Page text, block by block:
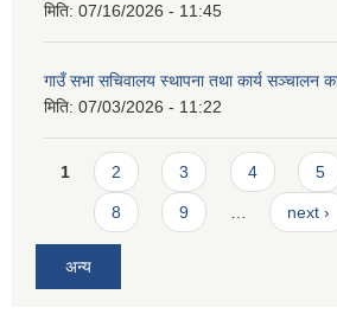
मिति: 07/16/2026 - 11:45
गाउँ सभा सचिवालय स्थापना तथा कार्य सञ्चालन
मिति: 07/03/2026 - 11:22
Pages
1 2 3 4 5
8 9 next ›
अन्य